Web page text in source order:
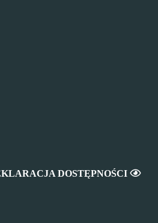
DOSTĘPNOŚCI